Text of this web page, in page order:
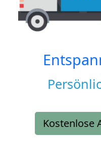
Kostenlose